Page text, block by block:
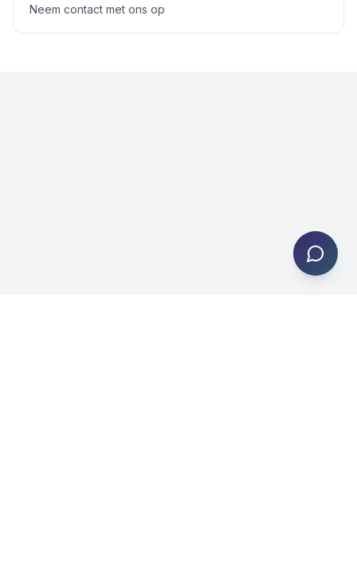
Neem contact met ons op